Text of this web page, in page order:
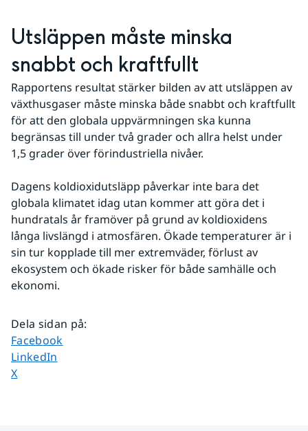
Utsläppen måste minska
snabbt och kraftfullt
Rapportens resultat stärker bilden av att utsläppen av
växthusgaser måste minska både snabbt och kraftfullt
för att den globala uppvärmningen ska kunna
begränsas till under två grader och allra helst under
1,5 grader över förindustriella nivåer.
Dagens koldioxidutsläpp påverkar inte bara det
globala klimatet idag utan kommer att göra det i
hundratals år framöver på grund av koldioxidens
långa livslängd i atmosfären. Ökade temperaturer är i
sin tur kopplade till mer extremväder, förlust av
ekosystem och ökade risker för både samhälle och
ekonomi.
Dela sidan på:
Dela sidan på
Facebook
Dela sidan på
LinkedIn
Dela sidan på
X